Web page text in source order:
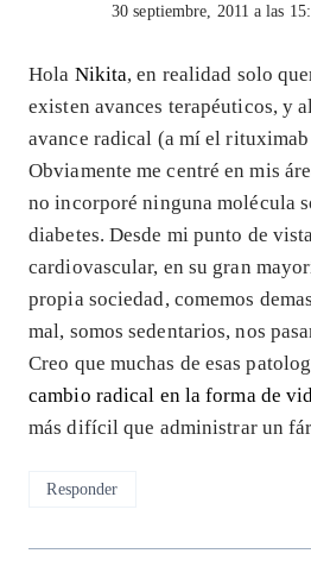
30 septiembre, 2011 a las
Hola Nikita, en realidad solo
existen avances terapéuticos, y
avance radical (a mí el
Obviamente me centré en mis
no incorporé ninguna molécula
diabetes. Desde mi punto de
cardiovascular, en su gran
propia sociedad, comemos
mal, somos sedentarios, nos
Creo que muchas de esas
cambio radical en la forma de
más difícil que administrar un
Responder